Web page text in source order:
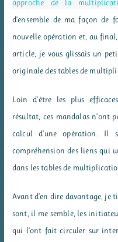
approche de la
d’ensemble de ma façon de
nouvelle opération et, au
article, je vous glissais un
originale des tables de
Loin d’être les plus
résultat, ces mandalas n’ont
calcul d’une opération. Il
compréhension des liens qui
dans les tables de
Avant d’en dire davantage, je
sont, il me semble, les
qui l’ont fait circuler sur